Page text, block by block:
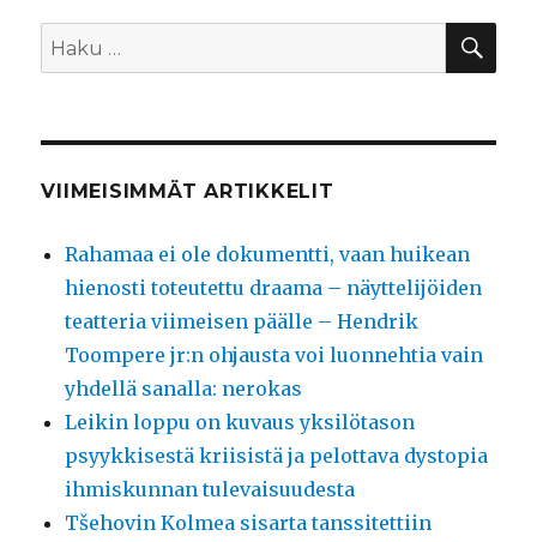
Etsi:
VIIMEISIMMÄT ARTIKKELIT
Rahamaa ei ole dokumentti, vaan huikean
hienosti toteutettu draama – näyttelijöiden
teatteria viimeisen päälle – Hendrik
Toompere jr:n ohjausta voi luonnehtia vain
yhdellä sanalla: nerokas
Leikin loppu on kuvaus yksilötason
psyykkisestä kriisistä ja pelottava dystopia
ihmiskunnan tulevaisuudesta
Tšehovin Kolmea sisarta tanssitettiin